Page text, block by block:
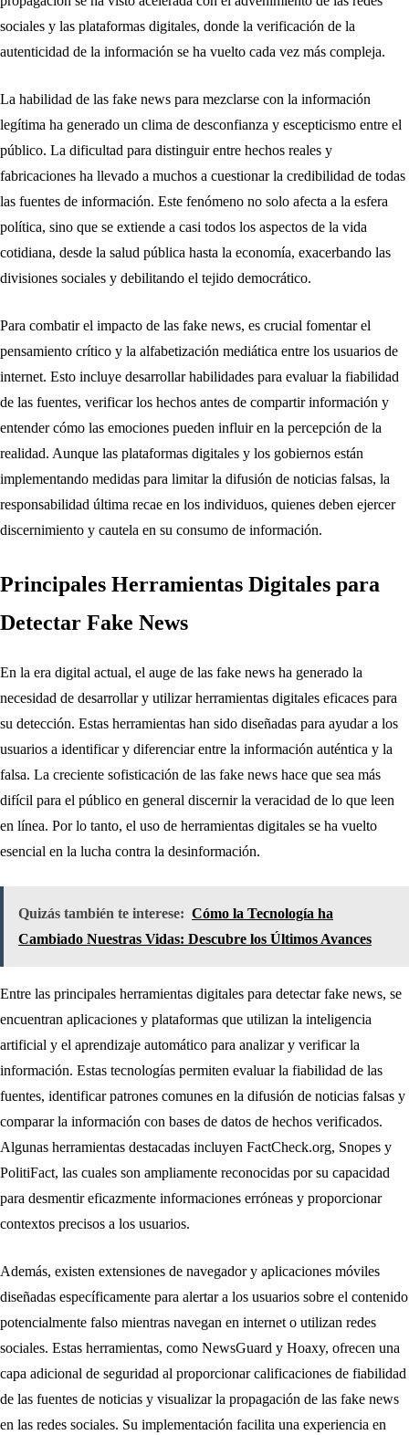
sociales y las plataformas digitales, donde la verificación de la
autenticidad de la información se ha vuelto cada vez más compleja.
La habilidad de las fake news para mezclarse con la información
legítima ha generado un clima de desconfianza y escepticismo entre el
público. La dificultad para distinguir entre hechos reales y
fabricaciones ha llevado a muchos a cuestionar la credibilidad de todas
las fuentes de información. Este fenómeno no solo afecta a la esfera
política, sino que se extiende a casi todos los aspectos de la vida
cotidiana, desde la salud pública hasta la economía, exacerbando las
divisiones sociales y debilitando el tejido democrático.
Para combatir el impacto de las fake news, es crucial fomentar el
pensamiento crítico y la alfabetización mediática entre los usuarios de
internet. Esto incluye desarrollar habilidades para evaluar la fiabilidad
de las fuentes, verificar los hechos antes de compartir información y
entender cómo las emociones pueden influir en la percepción de la
realidad. Aunque las plataformas digitales y los gobiernos están
implementando medidas para limitar la difusión de noticias falsas, la
responsabilidad última recae en los individuos, quienes deben ejercer
discernimiento y cautela en su consumo de información.
Principales Herramientas Digitales para
Detectar Fake News
En la era digital actual, el auge de las fake news ha generado la
necesidad de desarrollar y utilizar herramientas digitales eficaces para
su detección. Estas herramientas han sido diseñadas para ayudar a los
usuarios a identificar y diferenciar entre la información auténtica y la
falsa. La creciente sofisticación de las fake news hace que sea más
difícil para el público en general discernir la veracidad de lo que leen
en línea. Por lo tanto, el uso de herramientas digitales se ha vuelto
esencial en la lucha contra la desinformación.
Quizás también te interese: Cómo la Tecnología ha
Cambiado Nuestras Vidas: Descubre los Últimos Avances
Entre las principales herramientas digitales para detectar fake news, se
encuentran aplicaciones y plataformas que utilizan la inteligencia
artificial y el aprendizaje automático para analizar y verificar la
información. Estas tecnologías permiten evaluar la fiabilidad de las
fuentes, identificar patrones comunes en la difusión de noticias falsas y
comparar la información con bases de datos de hechos verificados.
Algunas herramientas destacadas incluyen FactCheck.org, Snopes y
PolitiFact, las cuales son ampliamente reconocidas por su capacidad
para desmentir eficazmente informaciones erróneas y proporcionar
contextos precisos a los usuarios.
Además, existen extensiones de navegador y aplicaciones móviles
diseñadas específicamente para alertar a los usuarios sobre el contenido
potencialmente falso mientras navegan en internet o utilizan redes
sociales. Estas herramientas, como NewsGuard y Hoaxy, ofrecen una
capa adicional de seguridad al proporcionar calificaciones de fiabilidad
de las fuentes de noticias y visualizar la propagación de las fake news
en las redes sociales. Su implementación facilita una experiencia en